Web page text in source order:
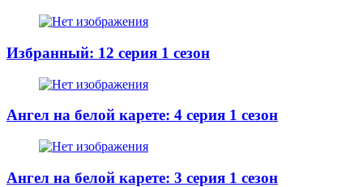
Избранный: 12 серия 1 сезон
Ангел на белой карете: 4 серия 1 сезон
Ангел на белой карете: 3 серия 1 сезон